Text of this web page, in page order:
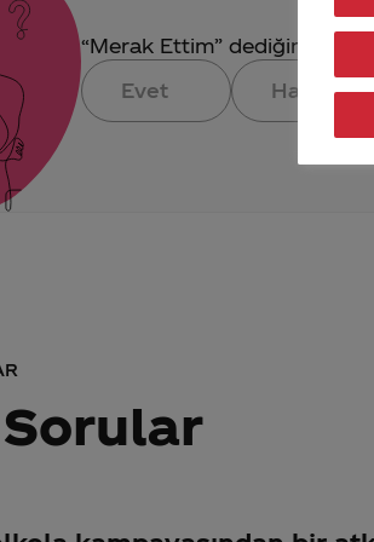
“Merak Ettim” dediğin
Evet
Hayır